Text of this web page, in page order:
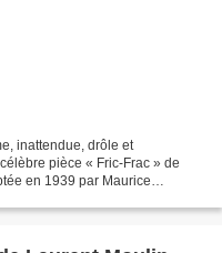
inattendue, drôle et
pièce « Fric-Frac » de
en 1939 par Maurice